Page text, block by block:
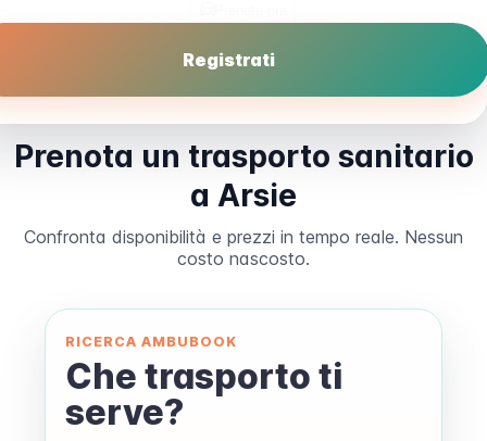
Registrati
Prenota un trasporto sanitario
a Arsie
Confronta disponibilità e prezzi in tempo reale. Nessun
costo nascosto.
RICERCA AMBUBOOK
Che trasporto ti
serve?